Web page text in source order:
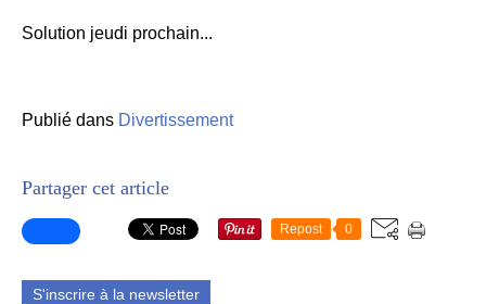
Solution jeudi prochain...
Publié dans Divertissement
Partager cet article
Repost 0
S'inscrire à la newsletter